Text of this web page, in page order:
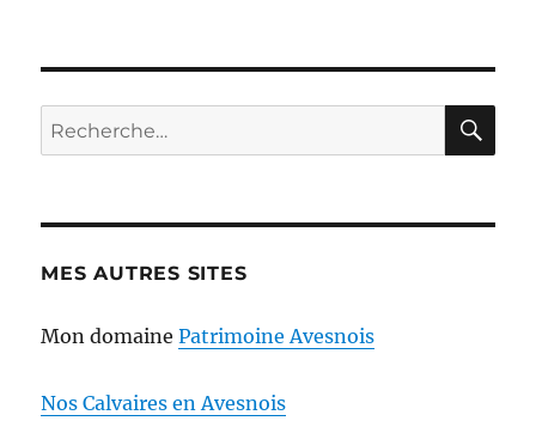
Recherche
pour :
MES AUTRES SITES
Mon domainePatrimoine Avesnois
Nos Calvaires en Avesnois